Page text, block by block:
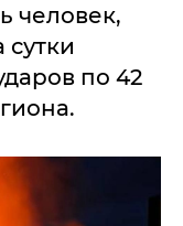
человек,
сутки
по 42